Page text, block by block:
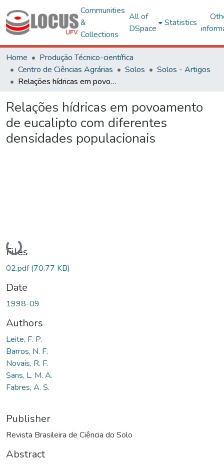
Communities
&
Collections
All of
DSpace
Statistics
Home
Produção Técnico-científica
Centro de Ciências Agrárias
Solos
Solos - Artigos
Relações hídricas em povoamento de eucalipto com diferentes densidades populacionais
Relações hídricas em povoamento
de eucalipto com diferentes
densidades populacionais
Loading...
Files
02.pdf(70.77 KB)
Date
1998-09
Authors
Leite, F. P.
Barros, N. F.
Novais, R. F.
Sans, L. M. A.
Fabres, A. S.
Publisher
Revista Brasileira de Ciência do Solo
Abstract